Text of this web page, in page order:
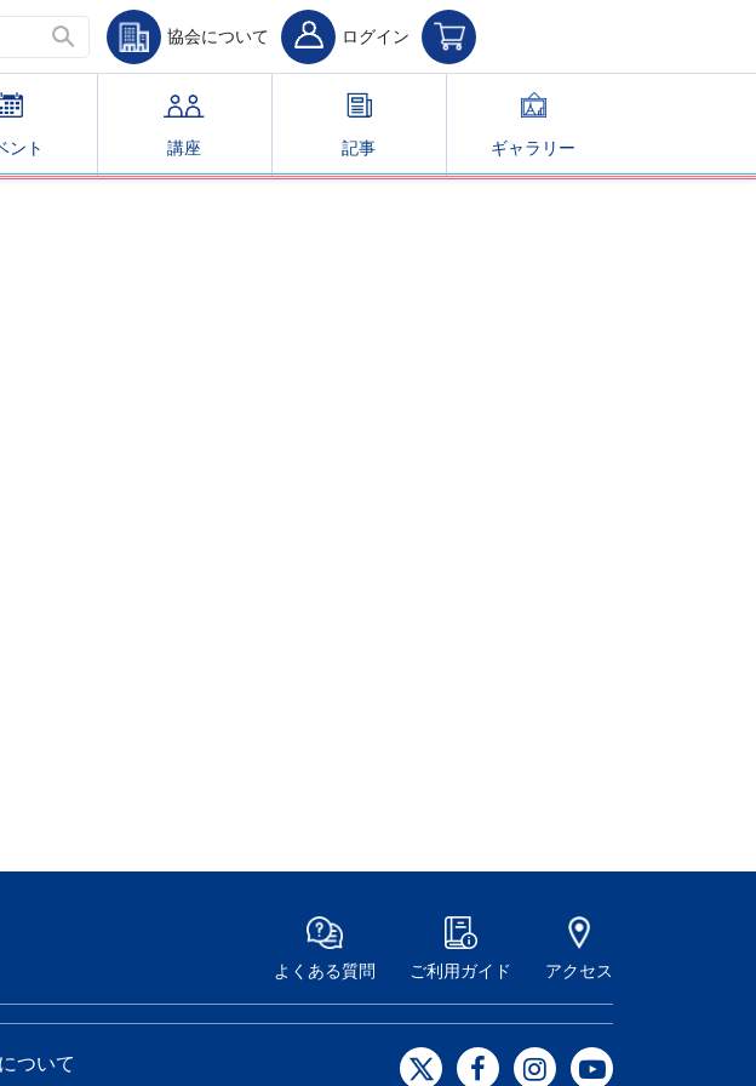
協会について ログイン
ント 講座 記事 ギャラリー
よくある質問 ご利用ガイド アクセス
ついて